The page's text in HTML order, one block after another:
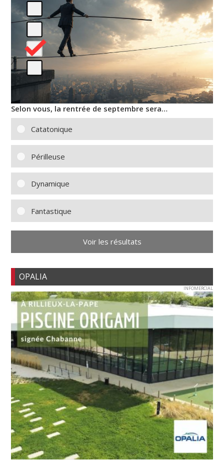
Selon vous, la rentrée de septembre sera…
Catatonique
Périlleuse
Dynamique
Fantastique
Voir les résultats
OPALIA
INFOMERCIAL